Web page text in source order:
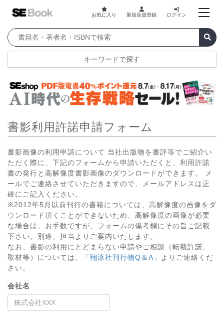
お気に入り 新規会員登録 ログイン
キーワードで探す
書影利用許諾申請フォーム
書影画像の利用申請について 当社出版物を書評等でご紹介い
ただく際に、下記のフォームから申請いただくと、利用許諾
書の発行と高解像度書影画像のダウンロードができます。 メ
ールでご連絡させていただきますので、メールアドレスは正
確にご記入ください。
※2012年5月以前刊行の書籍については、高解像度の画像をダ
ウンロード頂くことができないため、高解像度の画像が必要
な場合は、お手数ですが、フォームの備考欄にその旨ご記載
下さい。別途、担当よりご案内いたします。
なお、書影の利用にとどまらない申請やご相談（転載許諾、
取材等）については、
「翔泳社刊行物Q＆A」
よりご連絡くだ
さい。
会社名